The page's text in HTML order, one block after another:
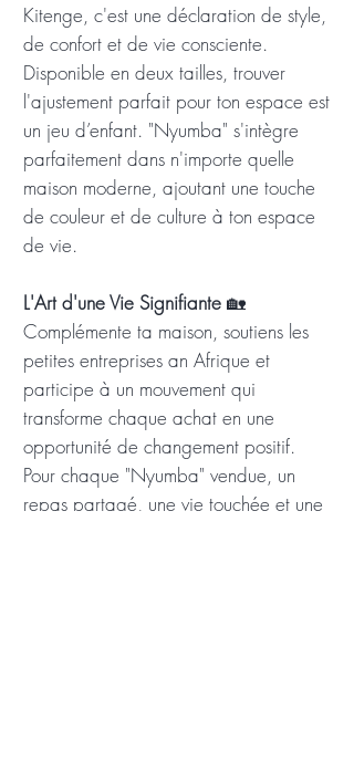
Kitenge, c'est une déclaration de style,
de confort et de vie consciente.
Disponible en deux tailles, trouver
l'ajustement parfait pour ton espace est
un jeu d’enfant. "Nyumba" s'intègre
parfaitement dans n'importe quelle
maison moderne, ajoutant une touche
de couleur et de culture à ton espace
de vie.
L'Art d'une Vie Signifiante 🏡
Complémente ta maison, soutiens les
petites entreprises an Afrique et
participe à un mouvement qui
transforme chaque achat en une
opportunité de changement positif.
Pour chaque "Nyumba" vendue, un
repas partagé, une vie touchée et une